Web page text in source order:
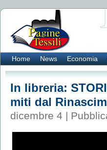
Home News Economia
In libreria:
miti dal
dicembre 4 |